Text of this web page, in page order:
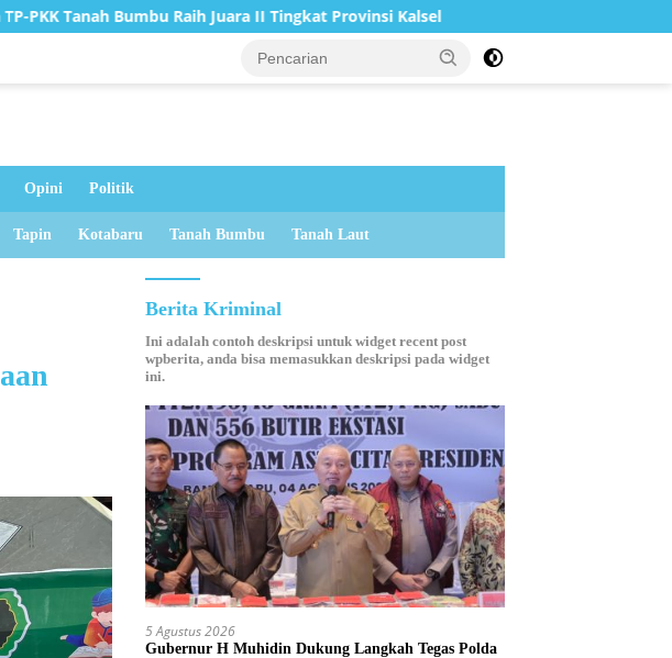
Raih Juara II Tingkat Provinsi Kalsel Bupati Tanah Bumbu Resmi Buka
Opini Politik
Tapin Kotabaru Tanah Bumbu Tanah Laut
Berita Kriminal
Ini adalah contoh deskripsi untuk widget recent post
wpberita, anda bisa memasukkan deskripsi pada widget
ini.
5 Agustus 2026
Gubernur H Muhidin Dukung Langkah Tegas Polda